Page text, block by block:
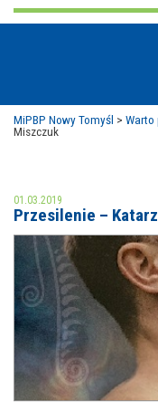
MOJE KONTO
AKTUALNOŚCI
NAJBLIŻSZE
WYDARZENIA
WYDARZYŁO
NASZA OFERTA
STREFA WIEDZY O
STREFA KOLORU
MiPBP Nowy Tomyśl > Warto
Miszczuk
01.03.2019
Przesilenie –